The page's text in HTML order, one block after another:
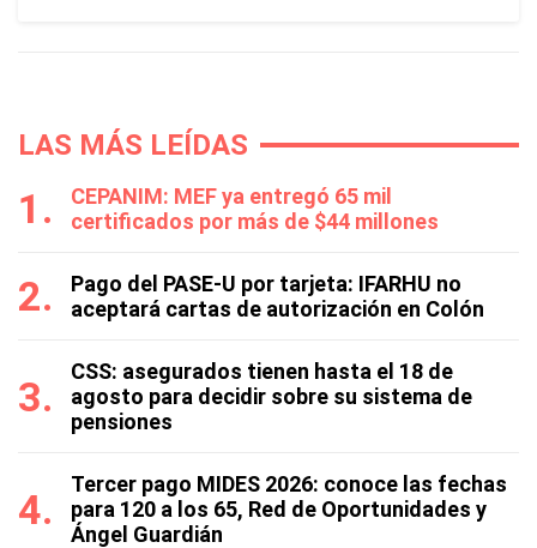
LAS MÁS LEÍDAS
CEPANIM: MEF ya entregó 65 mil
certificados por más de $44 millones
Pago del PASE-U por tarjeta: IFARHU no
aceptará cartas de autorización en Colón
CSS: asegurados tienen hasta el 18 de
agosto para decidir sobre su sistema de
pensiones
Tercer pago MIDES 2026: conoce las fechas
para 120 a los 65, Red de Oportunidades y
Ángel Guardián